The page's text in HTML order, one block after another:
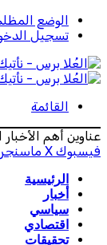
الوضع
تسجيل
القائمة
عناوين أهم الأخبار
فيسبوك ‫X ماسنجر
الرئيسية
أخبار
سياسي
اقتصادي
تحقيقات